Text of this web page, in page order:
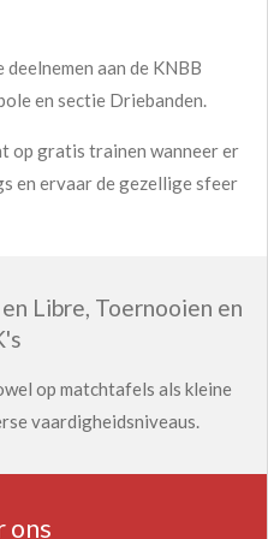
aan de KNBB
en sectie Driebanden.
op gratis trainen wanneer er
en ervaar de gezellige sfeer
Libre, Toernooien en
op matchtafels als kleine
vaardigheidsniveaus.
ons